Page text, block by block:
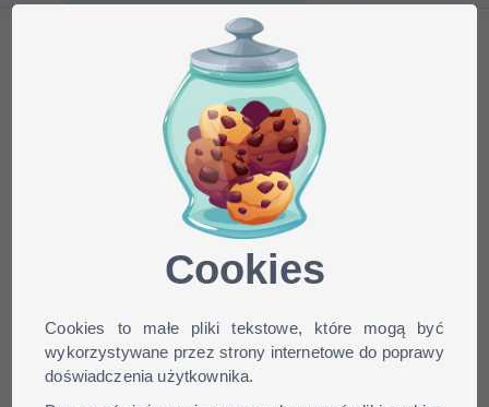
Cookies
Cookies to małe pliki tekstowe, które mogą być
wykorzystywane przez strony internetowe do poprawy
doświadczenia użytkownika.
Minecraft skin
CreateAccount dla wersji:
1.9, 1.8, 1.7, 1.6, ...